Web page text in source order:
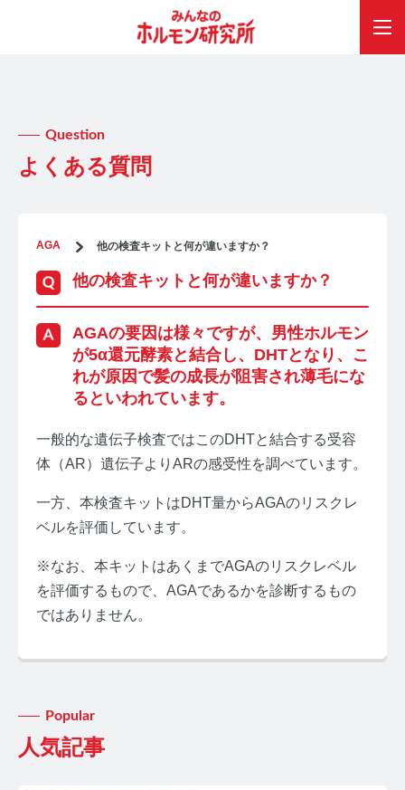
みんなのホルモン研究所 TOP
メディアコンセプト
AGA
よくある質問
Question
AGA 他の検査キットと何が違いますか？
他の検査キットと何が違いますか？
AGAの要因は様々ですが、男性ホルモン
が5α還元酵素と結合し、DHTとなり、こ
れが原因で髪の成長が阻害され薄毛にな
るといわれています。
一般的な遺伝子検査ではこのDHTと結合する受容
体（AR）遺伝子よりARの感受性を調べています。
一方、本検査キットはDHT量からAGAのリスクレ
ベルを評価しています。
※なお、本キットはあくまでAGAのリスクレベル
を評価するもので、AGAであるかを診断するもの
ではありません。
人気記事
Popular